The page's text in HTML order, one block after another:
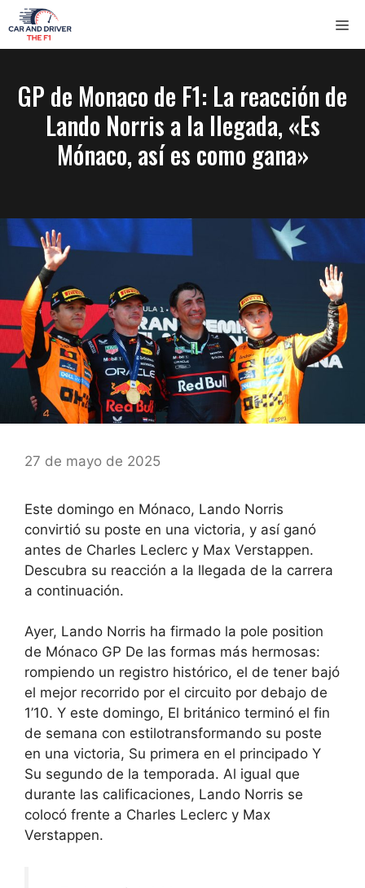
Saltar
al
contenido
GP de Monaco de F1: La reacción de
Lando Norris a la llegada, «Es
Mónaco, así es como gana»
27 de mayo de 2025
Este domingo en Mónaco, Lando Norris
convirtió su poste en una victoria, y así ganó
antes de Charles Leclerc y Max Verstappen.
Descubra su reacción a la llegada de la carrera
a continuación.
Ayer, Lando Norris ha firmado la pole position
de Mónaco GP De las formas más hermosas:
rompiendo un registro histórico, el de tener bajó
el mejor recorrido por el circuito por debajo de
1’10. Y este domingo, El británico terminó el fin
de semana con estilotransformando su poste
en una victoria, Su primera en el principado Y
Su segundo de la temporada. Al igual que
durante las calificaciones, Lando Norris se
colocó frente a Charles Leclerc y Max
Verstappen.